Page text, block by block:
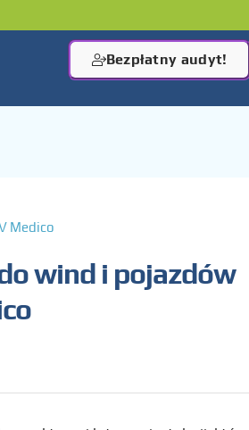
Bezpłatny audyt!
Medico
wind i pojazdów